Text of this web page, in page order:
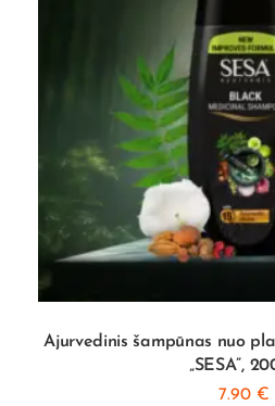
Ajurvedinis šampūnas nuo
„SESA”,
7.90 €